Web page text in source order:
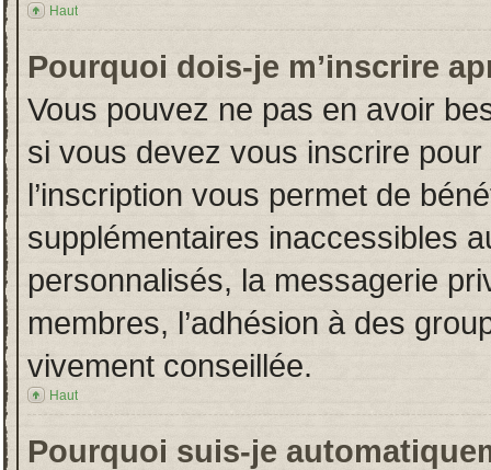
Haut
Pourquoi dois-je m’inscrire
Vous pouvez ne pas en avoir
si vous devez vous inscrire
l’inscription vous permet de
supplémentaires inaccessibles
personnalisés, la messagerie
membres, l’adhésion à des
vivement conseillée.
Haut
Pourquoi suis-je